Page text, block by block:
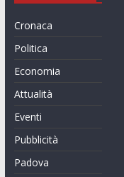
Cronaca
Politica
Economia
Attualità
Eventi
Pubblicità
Padova